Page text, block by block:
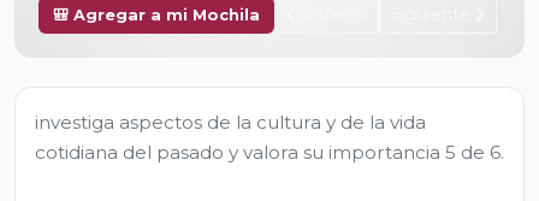
🎒 Agregar a mi Mochila
investiga aspectos de la cultura y de la vida
cotidiana del pasado y valora su importancia 5 de 6.